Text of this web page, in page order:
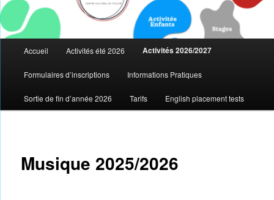
principal
Accueil Activités été 2026 Activités 2026/2027
Formulaires d’inscriptions Informations Pratiques
Sortie de fin d’année 2026 Tarifs English placement tests
Musique 2025/2026